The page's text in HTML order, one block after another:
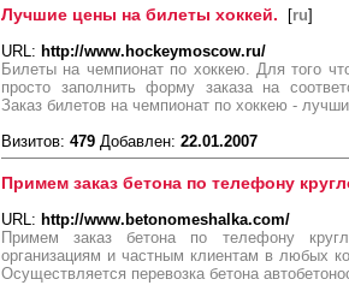
Лучшие цены на билеты хоккей. [ru]
URL: http://www.hockeymoscow.ru/
Билеты на чемпионат по хоккею. Для того
просто заполнить форму заказа на
Заказ билетов на чемпионат по хоккею -
Визитов: 479 Добавлен: 22.01.2007
Примем заказ бетона по телефону
URL: http://www.betonomeshalka.com/
Примем заказ бетона по телефону
организациям и частным клиентам в любых
Осуществляется перевозка бетона